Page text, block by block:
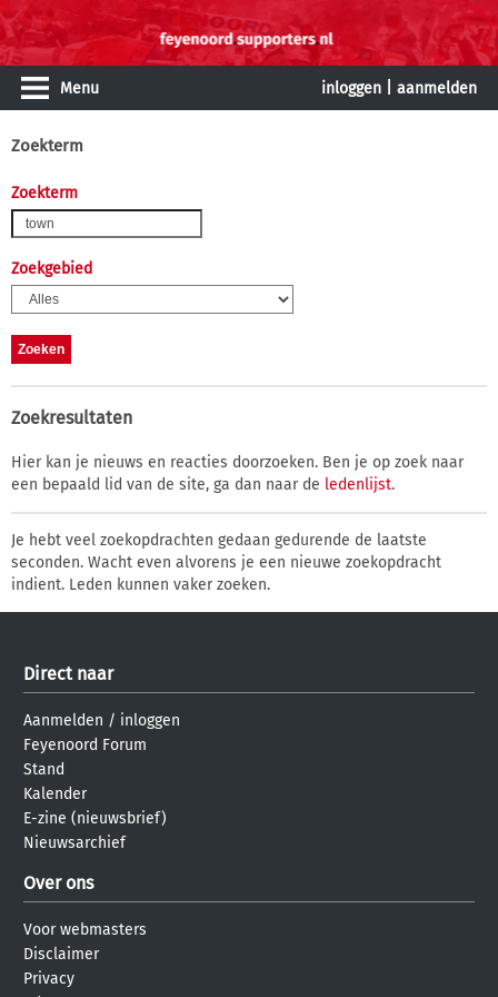
Menu inloggen aanmelden
Zoekterm
Zoekterm
Zoekgebied
Zoekresultaten
Hier kan je nieuws en reacties doorzoeken. Ben je op zoek naar
een bepaald lid van de site, ga dan naar de ledenlijst.
Je hebt veel zoekopdrachten gedaan gedurende de laatste
seconden. Wacht even alvorens je een nieuwe zoekopdracht
indient. Leden kunnen vaker zoeken.
Direct naar
Aanmelden / inloggen
Feyenoord Forum
Stand
Kalender
E-zine (nieuwsbrief)
Nieuwsarchief
Over ons
Voor webmasters
Disclaimer
Privacy